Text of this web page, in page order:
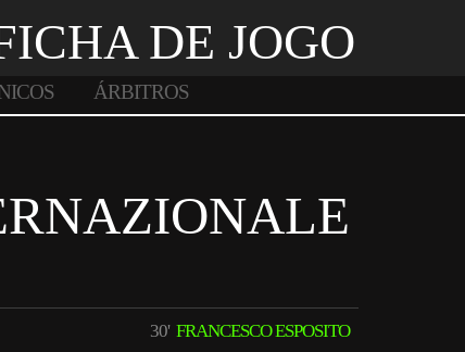
DE JOGO
ÁRBITROS
30' FRANCESCO ESPOSITO